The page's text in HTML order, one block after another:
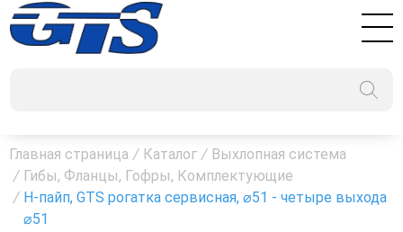
Главная страница / Каталог / Выхлопная система
/ Гибы, Фланцы, Гофры, Комплектующие
/ Н-пайп, GTS рогатка сервисная, ⌀51 - четыре выхода
⌀51